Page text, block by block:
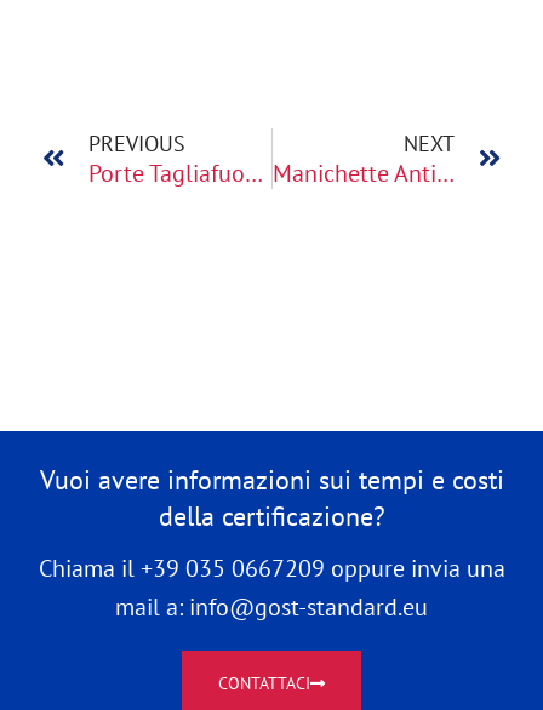
PREVIOUS
Porte Tagliafuoco TR EAEU: Regole Doganali
NEXT
Manichette Antincendio TR EAEU: Regole di Certificazione
Vuoi avere informazioni sui tempi e costi
della certificazione?
Chiama il +39 035 0667209 oppure invia una
mail a: info@gost-standard.eu
CONTATTACI